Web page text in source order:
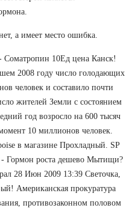
а имеет место ошибка.
Cоматропин 10Ед цена Канск!
2008 году число голодающих
человек и составило почти
жителей Земли с состоянием
год возросло на 600 тысяч
10 миллионов человек.
в магазине Прохладный. SP
Гормон роста дешево Мытищи?
28 Июн 2009 13:39 Светочка,
Американская прокуратура
противозаконном половом